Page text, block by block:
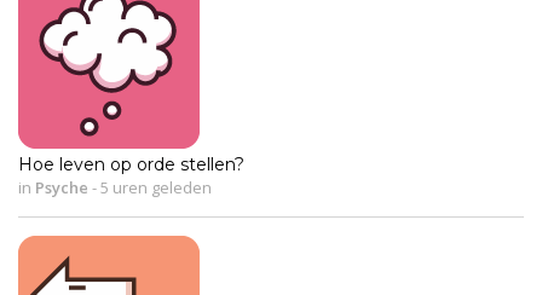
Hoe leven op orde stellen?
in Psyche -5 uren geleden